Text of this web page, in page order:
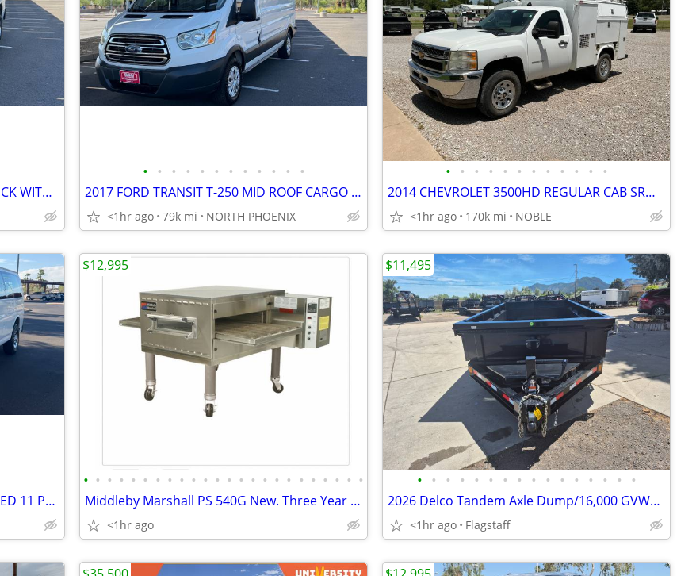
2014 FORD F150 REG CAB WORK TRUCK WITH TOOL BOX
• • • • • • • • • • • •
2017 FORD TRANSIT T-250 MID ROOF CARGO VAN WORK TRUCK
<1hr ago 79k mi NORTH PHOENIX
• • • • • • • • • • • •
2014 CHEVROLET 3500HD REGULAR CAB SRW W/ KUV UTILITY BED
<1hr ago 170k mi NOBLE
2005 CHEVY EXPRESS G3500 EXTENDED 11 PASSENGER CARGO VAN WORK TRUCK
• • • • • • • • • • • • • • • • • • • • • • • •
Middleby Marshall PS 540G New. Three Year Warranty Warehouse Sale.
<1hr ago
$12,995
• • • • • • • • • • • • • • • •
2026 Delco Tandem Axle Dump/16,000 GVWR/83"X14' D-041631
<1hr ago Flagstaff
$11,495